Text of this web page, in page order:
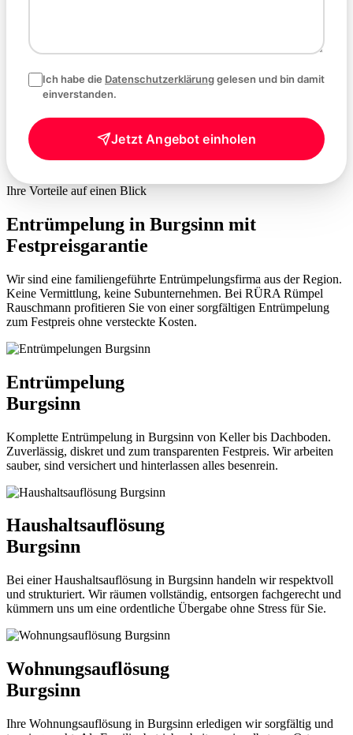
Ich habe die Datenschutzerklärunggelesen und bin damit
einverstanden.
Jetzt Angebot einholen
Ihre Vorteile auf einen Blick
Entrümpelung in Burgsinn mit
Festpreisgarantie
Wir sind eine familiengeführte Entrümpelungsfirma aus der Region.
Keine Vermittlung, keine Subunternehmen. Bei RÜRA Rümpel
Rauschmann profitieren Sie von einer sorgfältigen Entrümpelung
zum Festpreis ohne versteckte Kosten.
Entrümpelung
Burgsinn
Komplette Entrümpelung in Burgsinn von Keller bis Dachboden.
Zuverlässig, diskret und zum transparenten Festpreis. Wir arbeiten
sauber, sind versichert und hinterlassen alles besenrein.
Haushaltsauflösung
Burgsinn
Bei einer Haushaltsauflösung in Burgsinn handeln wir respektvoll
und strukturiert. Wir räumen vollständig, entsorgen fachgerecht und
kümmern uns um eine ordentliche Übergabe ohne Stress für Sie.
Wohnungsauflösung
Burgsinn
Ihre Wohnungsauflösung in Burgsinn erledigen wir sorgfältig und